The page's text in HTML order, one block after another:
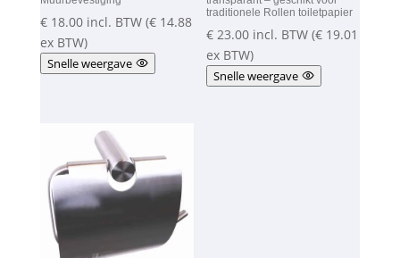
€18.00 incl. BTW (€14.88
ex BTW)
Snelle weergave
traditionele Rollen toiletpapier
€ 23.00 incl. BTW (€ 19.01
ex BTW)
Snelle weergave